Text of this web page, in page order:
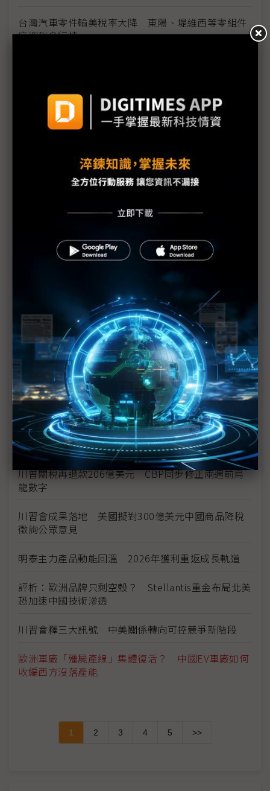
台灣汽車零件輸美稅率大降 東陽、堤維西等零組件
廠迎利多行情
朋程擴產搶攻高效車用元件市場 AI伺服器與HVDC
模組拚2027放量
洲市佔首破15%
裕融嚴陳莉蓮：汽車、出行與用車事業的協同發展
具正面意義
新纖：地緣風險是危機也是轉機 三大布局推進成長
台美投資MOU關稅優惠先落地 汽車零組件15%、航
空零件迎近乎免稅
中資背景也能過關 Volvo獲白宮豁免可繼續在美賣
車
裕隆國產、外銷同步並進 嚴陳莉蓮：AI賦能強化核
心競爭力與轉型
茂林加速東南亞布局 越南新廠2Q量產、泰國建廠規
畫隨後上
川普關稅再退款206億美元 CBP同步修正兩週前烏
龍數字
川習會成果落地 美國擬對300億美元中國商品降稅
徵詢公眾意見
明泰主力產品動能回溫 2026年獲利重返成長軌道
評析：歐洲品牌只剩空殼？ Stellantis重金布局北美
恐加速中國技術滲透
川習會釋三大訊號 中美關係轉向可控競爭新階段
歐洲車廠「殭屍產線」集體復活？ 中國EV車廠如何
收編西方沒落產能
1 2 3 4 5 >>